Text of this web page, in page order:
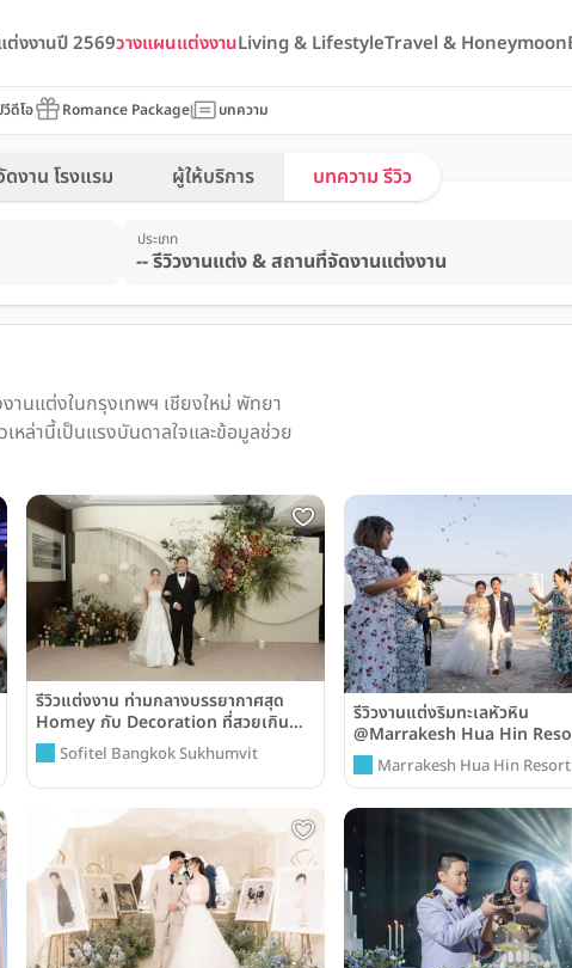
ต่งงานปี 2569วางแผนแต่งงานLiving & LifestyleTravel & Honeymoon
ดีโอ Romance Package บทความ
งาน โรงแรม ผู้ให้บริการ บทความ รีวิว
ประเภท
านแต่งในกรุงเทพฯ เชียงใหม่ พัทยา
หล่านี้เป็นแรงบันดาลใจและข้อมูลช่วย
รีวิวแต่งงาน ท่ามกลางบรรยากาศสุด
Homey กับ Decoration ที่สวยเกิน
บรรยายเป็นความประทับใจไม่รู้ลืม @
Sofitel Bangkok Sukhumvit
Sofitel Bangkok Sukhumvit
รีวิวงานแต่งริมทะเลหัวหิน
@Marrakesh Hua Hin
SpaMarrakesh Hua Hin
(มาราเกช หัวหิน รีสอร์ท แอนด์